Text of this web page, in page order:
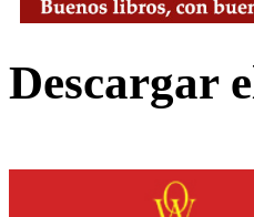
Descargar